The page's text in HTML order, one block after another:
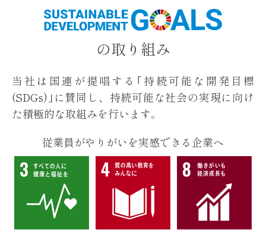
の取り組み
当社は国連が提唱する｢持続可能な開発目標
(SDGs)｣に賛同し、 持続可能な社会の実現に向け
た積極的な取組みを行います。
従業員がやりがいを実感できる企業へ